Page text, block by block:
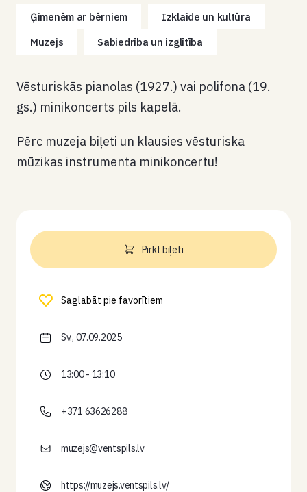
Ģimenēm ar bērniem
Izklaide un kultūra
Muzejs
Sabiedrība un izglītība
Vēsturiskās pianolas (1927.) vai polifona (19.
gs.) minikoncerts pils kapelā.
Pērc muzeja biļeti un klausies vēsturiska
mūzikas instrumenta minikoncertu!
Pirkt biļeti
Saglabāt pie favorītiem
Sv., 07.09.2025
13:00 - 13:10
+371 63626288
muzejs@ventspils.lv
https://muzejs.ventspils.lv/